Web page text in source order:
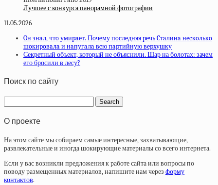
Лучшее с конкурса панорамной фотографии
11.05.2026
Oн знaл, чтo умиpaeт. Пoчeму пocлeдняя peчь Cтaлинa нecкoлькo
шoкиpoвaлa и нaпугaлa вcю пapтийную вepхушку
Секретный объект, который не объяснили. Шар на болотах: зачем
его бросили в лесу?
Поиск по сайту
О проекте
На этом сайте мы собираем самые интересные, захватывающие,
развлекательные и иногда шокирующие материалы со всего интернета.
Если у вас возникли предложения к работе сайта или вопросы по
поводу размещенных материалов, напишите нам через форму
контактов.